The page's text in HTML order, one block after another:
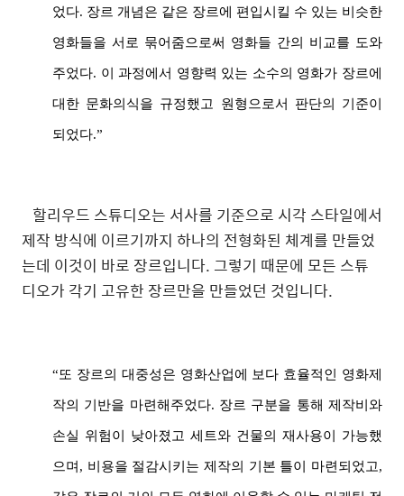
었다. 장르 개념은 같은 장르에 편입시킬 수 있는 비슷한
영화들을 서로 묶어줌으로써 영화들 간의 비교를 도와
주었다. 이 과정에서 영향력 있는 소수의 영화가 장르에
대한 문화의식을 규정했고 원형으로서 판단의 기준이
되었다.”
할리우드 스튜디오는 서사를 기준으로 시각 스타일에서
제작 방식에 이르기까지 하나의 전형화된 체계를 만들었
는데 이것이 바로 장르입니다. 그렇기 때문에 모든 스튜
디오가 각기 고유한 장르만을 만들었던 것입니다.
“또 장르의 대중성은 영화산업에 보다 효율적인 영화제
작의 기반을 마련해주었다. 장르 구분을 통해 제작비와
손실 위험이 낮아졌고 세트와 건물의 재사용이 가능했
으며, 비용을 절감시키는 제작의 기본 틀이 마련되었고,